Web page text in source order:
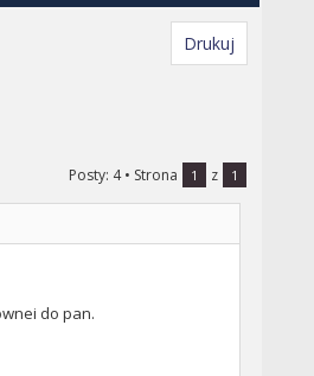
Drukuj
Posty: 4 • Strona 1 z 1
do pan.